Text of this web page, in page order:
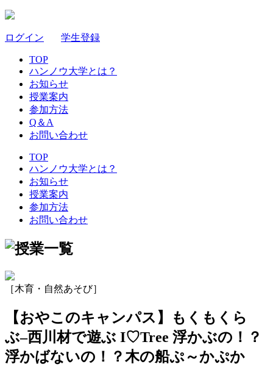
ログイン 学生登録
TOP
ハンノウ大学とは？
お知らせ
授業案内
参加方法
Q＆A
お問い合わせ
TOP
ハンノウ大学とは？
お知らせ
授業案内
参加方法
お問い合わせ
［木育・自然あそび］
【おやこのキャンパス】もくもくら
ぶ–西川材で遊ぶ I♡Tree 浮かぶの！？
浮かばないの！？木の船ぷ～かぷか